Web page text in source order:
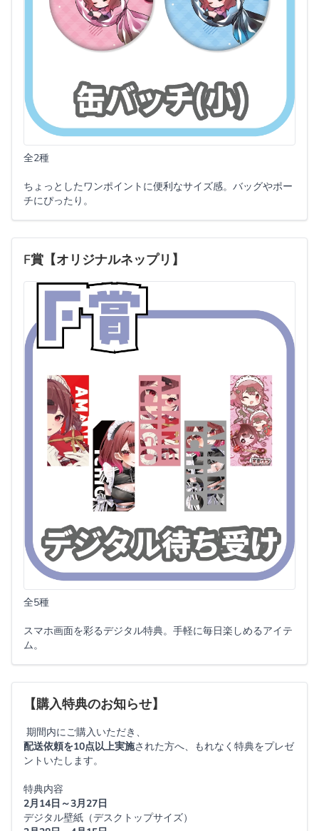
全2種
ちょっとしたワンポイントに便利なサイズ感。バッグやポー
チにぴったり。
F賞【オリジナルネップリ】
全5種
スマホ画面を彩るデジタル特典。手軽に毎日楽しめるアイテ
ム。
【購入特典のお知らせ】
期間内にご購入いただき、
配送依頼を10点以上実施された方へ、もれなく特典をプレゼ
ントいたします。
特典内容
2月14日～3月27日
デジタル壁紙（デスクトップサイズ）